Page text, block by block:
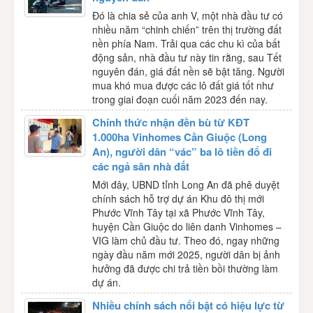
Đó là chia sẻ của anh V, một nhà đầu tư có
nhiều năm “chinh chiến” trên thị trường đất
nền phía Nam. Trải qua các chu kì của bất
động sản, nhà đầu tư này tin rằng, sau Tết
nguyên đán, giá đất nền sẽ bật tăng. Người
mua khó mua được các lô đất giá tốt như
trong giai đoạn cuối năm 2023 đến nay.
Chính thức nhận đền bù từ KĐT
1.000ha Vinhomes Cần Giuộc (Long
An), người dân “vác” ba lô tiền đổ đi
các ngả săn nhà đất
Mới đây, UBND tỉnh Long An đã phê duyệt
chính sách hỗ trợ dự án Khu đô thị mới
Phước Vĩnh Tây tại xã Phước Vĩnh Tây,
huyện Cần Giuộc do liên danh Vinhomes –
VIG làm chủ đầu tư. Theo đó, ngay những
ngày đầu năm mới 2025, người dân bị ảnh
hưởng đã được chi trả tiền bồi thường làm
dự án.
Nhiều chính sách nổi bật có hiệu lực từ